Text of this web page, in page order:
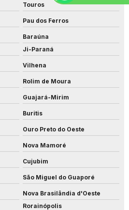
Touros
Pau dos Ferros
Baraúna
Ji-Paraná
Vilhena
Rolim de Moura
Guajará-Mirim
Buritis
Ouro Preto do Oeste
Nova Mamoré
Cujubim
São Miguel do Guaporé
Nova Brasilândia d'Oeste
Rorainópolis